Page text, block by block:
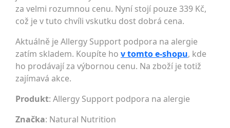
za velmi rozumnou cenu. Nyní stojí pouze 339 Kč,
což je v tuto chvíli vskutku dost dobrá cena.
Aktuálně je Allergy Support podpora na alergie
zatím skladem. Koupíte ho v tomto e-shopu, kde
ho prodávají za výbornou cenu. Na zboží je totiž
zajímavá akce.
Produkt: Allergy Support podpora na alergie
Značka: Natural Nutrition